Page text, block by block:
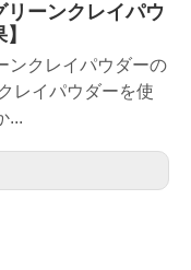
リーンクレイパウ
ンクレイパウダーの
レイパウダーを使
...